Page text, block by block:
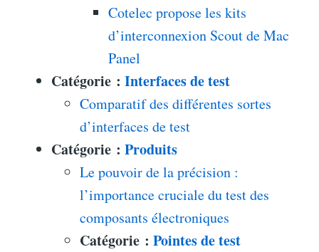
Cotelec propose les kits
d’interconnexion Scout de Mac
Panel
Catégorie : Interfaces de test
Comparatif des différentes sortes
d’interfaces de test
Catégorie : Produits
Le pouvoir de la précision :
l’importance cruciale du test des
composants électroniques
Catégorie : Pointes de test